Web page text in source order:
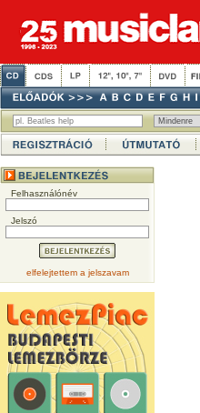
Felhasználónév
Jelszó
elfelejtettem a jelszavam